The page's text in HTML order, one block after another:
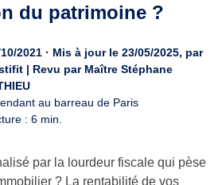
du patrimoine ?
2021 · Mis à jour le 23/05/2025, par
| Revu par Maître Stéphane
au barreau de Paris
: 6 min.
par la lourdeur fiscale qui pèse
? La rentabilité de vos